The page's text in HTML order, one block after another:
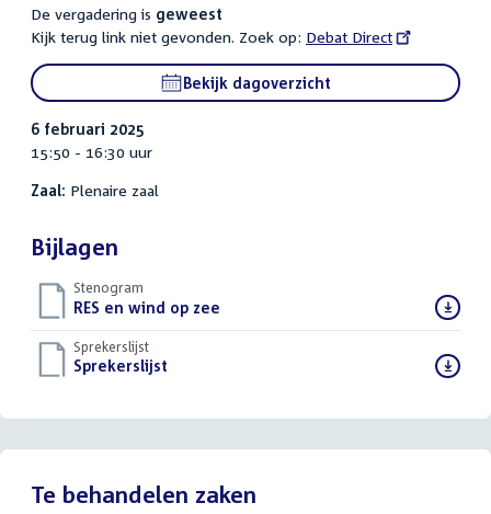
De vergadering is geweest
Kijk terug link niet gevonden. Zoek op: External
link:
Debat Direct
Bekijk dagoverzicht
6 februari 2025
15:50 - 16:30 uur
Zaal: Plenaire zaal
Bijlagen
Stenogram
Download
bestand:
RES en wind op zee
Sprekerslijst
Download
Sprekerslijst
Te behandelen zaken